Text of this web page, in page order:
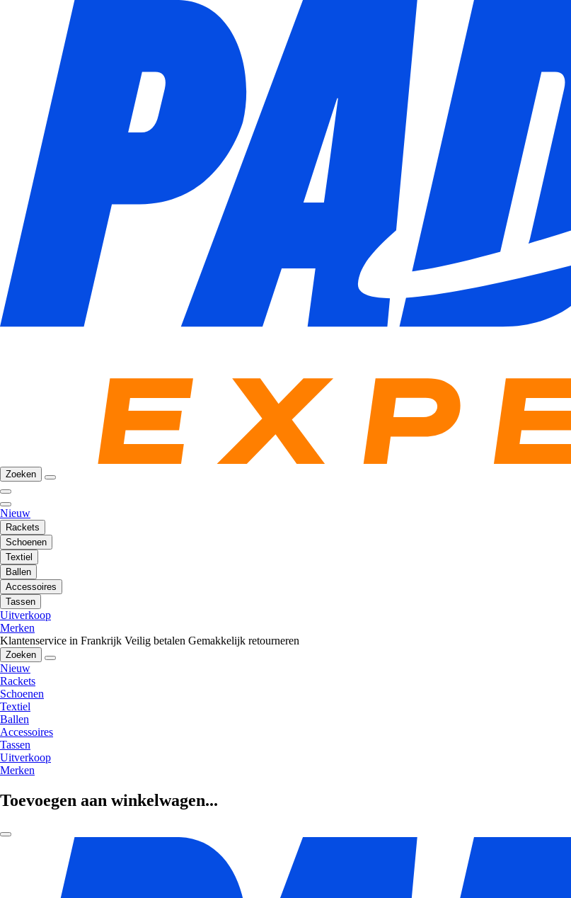
Zoeken
Nieuw
Rackets
Schoenen
Textiel
Ballen
Accessoires
Tassen
Uitverkoop
Merken
Klantenservice in Frankrijk Veilig betalen Gemakkelijk retourneren
Zoeken
Nieuw
Rackets
Schoenen
Textiel
Ballen
Accessoires
Tassen
Uitverkoop
Merken
Toevoegen aan winkelwagen...